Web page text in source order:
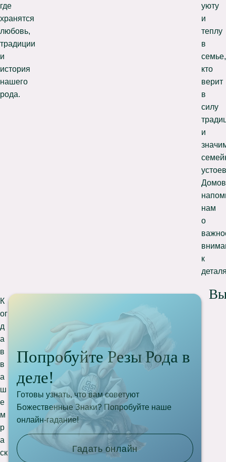
где
хранятся
любовь,
традиции
и
история
нашего
рода.
уюту
и
теплу
в
семье,
кто
верит
в
силу
и
нам
о
к
К
ог
д
а
в
в
а
ш
е
м
р
а
ск
Попробуйте Резы Рода в
деле!
Готовы узнать, что вам советуют
Божественные Знаки? Попробуйте наше
онлайн-гадание!
Гадать онлайн